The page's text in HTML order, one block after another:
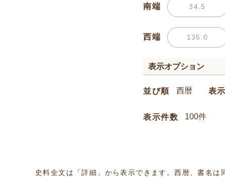
南端
西端
表示オプション
並び順 表
表示件数
史料全文は「詳細」から表示できます。西暦、書名